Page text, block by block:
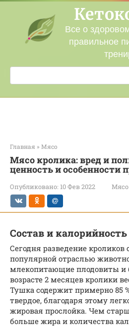
Перейти
контенту
Все о
правильное
Поиск:
Главная » Мясо
Мясо кролика: вред и
ценность и особенности
Опубликовано: 10 Фев 2022 Мясо
Состав и
Сегодня разведение кроликов
популярной отраслью
млекопитающие плодовиты и
возрасте 2 месяцев кролики
Тушка содержит примерно 85
твердое, благодаря этому
жировая прослойка. Чем
больше жира и количества